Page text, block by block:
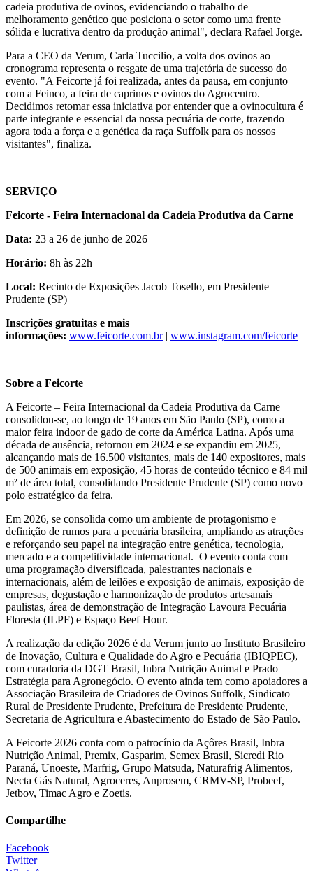
cadeia produtiva de ovinos, evidenciando o trabalho de
melhoramento genético que posiciona o setor como uma frente
sólida e lucrativa dentro da produção animal", declara Rafael Jorge.
Para a CEO da Verum, Carla Tuccilio, a volta dos ovinos ao
cronograma representa o resgate de uma trajetória de sucesso do
evento. "A Feicorte já foi realizada, antes da pausa, em conjunto
com a Feinco, a feira de caprinos e ovinos do Agrocentro.
Decidimos retomar essa iniciativa por entender que a ovinocultura é
parte integrante e essencial da nossa pecuária de corte, trazendo
agora toda a força e a genética da raça Suffolk para os nossos
visitantes", finaliza.
SERVIÇO
Feicorte - Feira Internacional da Cadeia Produtiva da Carne
Data: 23 a 26 de junho de 2026
Horário: 8h às 22h
Local: Recinto de Exposições Jacob Tosello, em Presidente
Prudente (SP)
Inscrições gratuitas e mais
informações: www.feicorte.com.br| www.instagram.com/feicorte
Sobre a Feicorte
A Feicorte – Feira Internacional da Cadeia Produtiva da Carne
consolidou-se, ao longo de 19 anos em São Paulo (SP), como a
maior feira indoor de gado de corte da América Latina. Após uma
década de ausência, retornou em 2024 e se expandiu em 2025,
alcançando mais de 16.500 visitantes, mais de 140 expositores, mais
de 500 animais em exposição, 45 horas de conteúdo técnico e 84 mil
m² de área total, consolidando Presidente Prudente (SP) como novo
polo estratégico da feira.
Em 2026, se consolida como um ambiente de protagonismo e
definição de rumos para a pecuária brasileira, ampliando as atrações
e reforçando seu papel na integração entre genética, tecnologia,
mercado e a competitividade internacional. O evento conta com
uma programação diversificada, palestrantes nacionais e
internacionais, além de leilões e exposição de animais, exposição de
empresas, degustação e harmonização de produtos artesanais
paulistas, área de demonstração de Integração Lavoura Pecuária
Floresta (ILPF) e Espaço Beef Hour.
A realização da edição 2026 é da Verum junto ao Instituto Brasileiro
de Inovação, Cultura e Qualidade do Agro e Pecuária (IBIQPEC),
com curadoria da DGT Brasil, Inbra Nutrição Animal e Prado
Estratégia para Agronegócio. O evento ainda tem como apoiadores a
Associação Brasileira de Criadores de Ovinos Suffolk, Sindicato
Rural de Presidente Prudente, Prefeitura de Presidente Prudente,
Secretaria de Agricultura e Abastecimento do Estado de São Paulo.
A Feicorte 2026 conta com o patrocínio da Açôres Brasil, Inbra
Nutrição Animal, Premix, Gasparim, Semex Brasil, Sicredi Rio
Paraná, Unoeste, Marfrig, Grupo Matsuda, Naturafrig Alimentos,
Necta Gás Natural, Agroceres, Anprosem, CRMV-SP, Probeef,
Jetbov, Timac Agro e Zoetis.
Compartilhe
Facebook
Twitter